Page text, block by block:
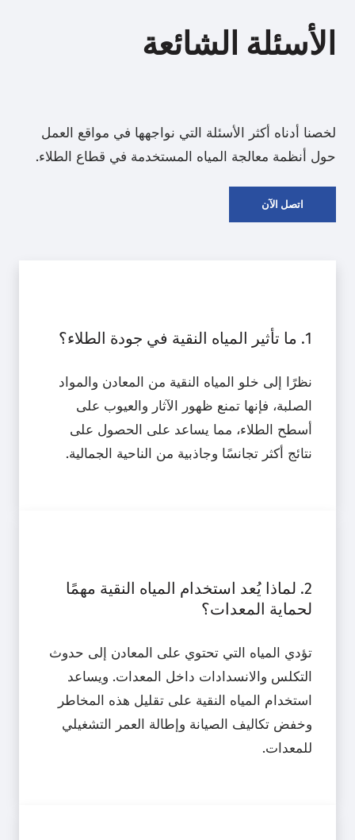
الأسئلة الشائعة
لخصنا أدناه أكثر الأسئلة التي نواجهها في مواقع العمل
حول أنظمة معالجة المياه المستخدمة في قطاع الطلاء.
اتصل الآن
1. ما تأثير المياه النقية في جودة الطلاء؟
نظرًا إلى خلو المياه النقية من المعادن والمواد
الصلبة، فإنها تمنع ظهور الآثار والعيوب على
أسطح الطلاء، مما يساعد على الحصول على
نتائج أكثر تجانسًا وجاذبية من الناحية الجمالية.
2. لماذا يُعد استخدام المياه النقية مهمًا
لحماية المعدات؟
تؤدي المياه التي تحتوي على المعادن إلى حدوث
التكلس والانسدادات داخل المعدات. ويساعد
استخدام المياه النقية على تقليل هذه المخاطر
وخفض تكاليف الصيانة وإطالة العمر التشغيلي
للمعدات.